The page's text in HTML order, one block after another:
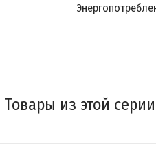
Товары из этой серии